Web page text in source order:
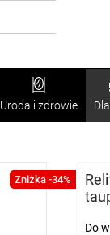
Uroda i zdrowie
Zniżka -34%
Do